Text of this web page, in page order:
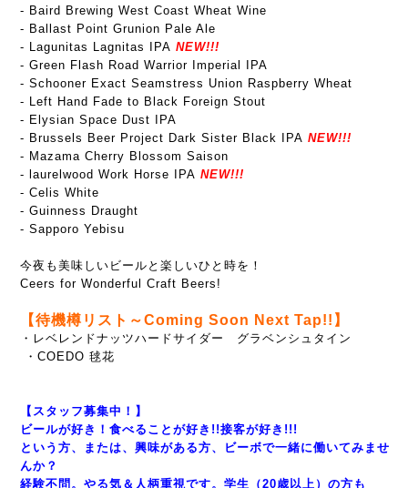
- Baird Brewing West Coast Wheat Wine
- Ballast Point Grunion Pale Ale
- Lagunitas Lagnitas IPA NEW!!!
- Green Flash Road Warrior Imperial IPA
- Schooner Exact Seamstress Union Raspberry Wheat
- Left Hand Fade to Black Foreign Stout
- Elysian Space Dust IPA
- Brussels Beer Project Dark Sister Black IPA NEW!!!
- Mazama Cherry Blossom Saison
- laurelwood Work Horse IPA NEW!!!
- Celis White
- Guinness Draught
- Sapporo Yebisu
今夜も美味しいビールと楽しいひと時を！
Ceers for Wonderful Craft Beers!
【待機樽リスト～Coming Soon Next Tap!!】
・レベレンドナッツハードサイダー グラベンシュタイン
・COEDO 毬花
【スタッフ募集中！】
ビールが好き！食べることが好き!!接客が好き!!!
という方、または、興味がある方、ビーボで一緒に働いてみませ
んか？
経験不問。やる気＆人柄重視です。学生（20歳以上）の方も